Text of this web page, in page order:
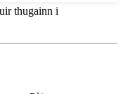
thugainn i